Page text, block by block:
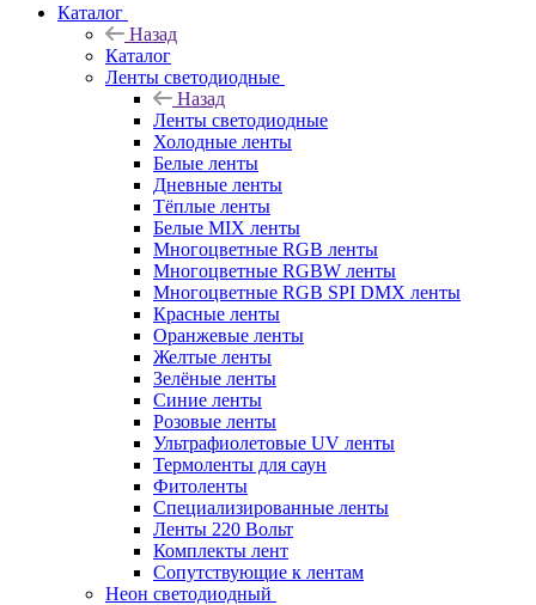
Каталог
Назад
Каталог
Ленты светодиодные
Назад
Ленты светодиодные
Холодные ленты
Белые ленты
Дневные ленты
Тёплые ленты
Белые MIX ленты
Многоцветные RGB ленты
Многоцветные RGBW ленты
Многоцветные RGB SPI DMX ленты
Красные ленты
Оранжевые ленты
Желтые ленты
Зелёные ленты
Синие ленты
Розовые ленты
Ультрафиолетовые UV ленты
Термоленты для саун
Фитоленты
Специализированные ленты
Ленты 220 Вольт
Комплекты лент
Сопутствующие к лентам
Неон светодиодный